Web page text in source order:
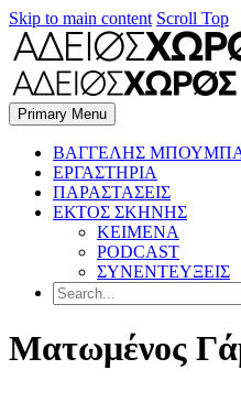
Skip to main content Scroll Top
Primary Menu
BΑΓΓΕΛΗΣ
ΕΡΓΑΣΤΗΡΙΑ
ΠΑΡΑΣΤΑΣΕΙΣ
ΕΚΤΟΣ ΣΚΗΝΗΣ
ΚΕΙΜΕΝΑ
PODCAST
ΣΥΝΕΝΤΕΥΞΕΙΣ
Ματωμένος